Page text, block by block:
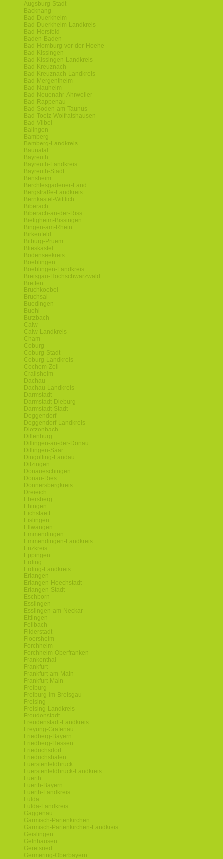
Augsburg-Stadt
Backnang
Bad-Duerkheim
Bad-Duerkheim-Landkreis
Bad-Hersfeld
Baden-Baden
Bad-Homburg-vor-der-Hoehe
Bad-Kissingen
Bad-Kissingen-Landkreis
Bad-Kreuznach
Bad-Kreuznach-Landkreis
Bad-Mergentheim
Bad-Nauheim
Bad-Neuenahr-Ahrweiler
Bad-Rappenau
Bad-Soden-am-Taunus
Bad-Toelz-Wolfratshausen
Bad-Vilbel
Balingen
Bamberg
Bamberg-Landkreis
Baunatal
Bayreuth
Bayreuth-Landkreis
Bayreuth-Stadt
Bensheim
Berchtesgadener-Land
Bergstraße-Landkreis
Bernkastel-Wittlich
Biberach
Biberach-an-der-Riss
Bietigheim-Bissingen
Bingen-am-Rhein
Birkenfeld
Bitburg-Pruem
Blieskastel
Bodenseekreis
Boeblingen
Boeblingen-Landkreis
Breisgau-Hochschwarzwald
Bretten
Bruchkoebel
Bruchsal
Buedingen
Buehl
Butzbach
Calw
Calw-Landkreis
Cham
Coburg
Coburg-Stadt
Coburg-Landkreis
Cochem-Zell
Crailsheim
Dachau
Dachau-Landkreis
Darmstadt
Darmstadt-Dieburg
Darmstadt-Stadt
Deggendorf
Deggendorf-Landkreis
Dietzenbach
Dillenburg
Dillingen-an-der-Donau
Dillingen-Saar
Dingolfing-Landau
Ditzingen
Donaueschingen
Donau-Ries
Donnersbergkreis
Dreieich
Ebersberg
Ehingen
Eichstaett
Eislingen
Ellwangen
Emmendingen
Emmendingen-Landkreis
Enzkreis
Eppingen
Erding
Erding-Landkreis
Erlangen
Erlangen-Hoechstadt
Erlangen-Stadt
Eschborn
Esslingen
Esslingen-am-Neckar
Ettlingen
Fellbach
Filderstadt
Floersheim
Forchheim
Forchheim-Oberfranken
Frankenthal
Frankfurt
Frankfurt-am-Main
Frankfurt-Main
Freiburg
Freiburg-im-Breisgau
Freising
Freising-Landkreis
Freudenstadt
Freudenstadt-Landkreis
Freyung-Grafenau
Friedberg-Bayern
Friedberg-Hessen
Friedrichsdorf
Friedrichshafen
Fuerstenfeldbruck
Fuerstenfeldbruck-Landkreis
Fuerth
Fuerth-Bayern
Fuerth-Landkreis
Fulda
Fulda-Landkreis
Gaggenau
Garmisch-Partenkirchen
Garmisch-Partenkirchen-Landkreis
Geislingen
Gelnhausen
Geretsried
Germering-Oberbayern